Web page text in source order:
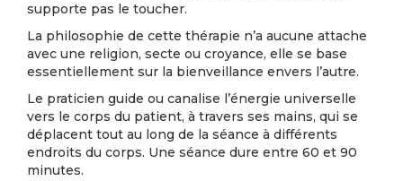
supporte pas le toucher.
La philosophie de cette thérapie n’a aucune attache
avec une religion, secte ou croyance, elle se base
essentiellement sur la bienveillance envers l’autre.
Le praticien guide ou canalise l’énergie universelle
vers le corps du patient, à travers ses mains, qui se
déplacent tout au long de la séance à différents
endroits du corps. Une séance dure entre 60 et 90
minutes.